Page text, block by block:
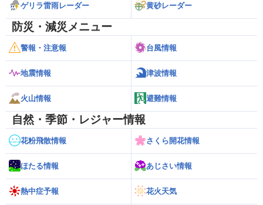
ゲリラ雷雨レーダー 黄砂レーダー
防災・減災メニュー
警報・注意報 台風情報
地震情報 津波情報
火山情報 避難情報
自然・季節・レジャー情報
花粉飛散情報 さくら開花情報
ほたる情報 あじさい情報
熱中症予報 花火天気